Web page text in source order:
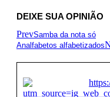
DEIXE SUA OPINIÃO
PrevSamba da nota só
Analfabetos alfabetizados